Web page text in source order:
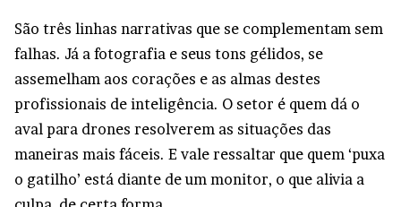
São três linhas narrativas que se complementam sem
falhas. Já a fotografia e seus tons gélidos, se
assemelham aos corações e as almas destes
profissionais de inteligência. O setor é quem dá o
aval para drones resolverem as situações das
maneiras mais fáceis. E vale ressaltar que quem ‘puxa
o gatilho’ está diante de um monitor, o que alivia a